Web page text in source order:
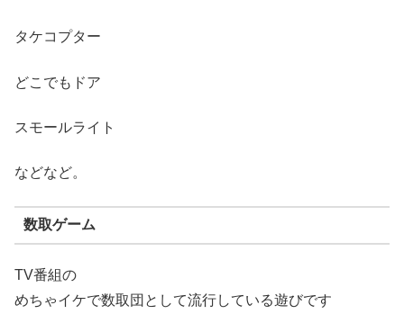
タケコプター
どこでもドア
スモールライト
などなど。
数取ゲーム
TV番組の
めちゃイケで数取団として流行している遊びです